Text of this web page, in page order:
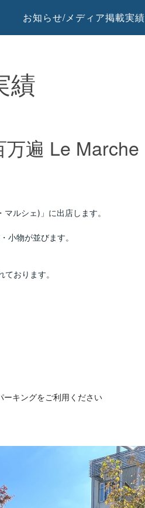
お知らせ/メディア掲載実績
績
万遍 Le Marche
ルシェ)」に出店します。
小物が並びます。
おります。
ーキングをご利用ください